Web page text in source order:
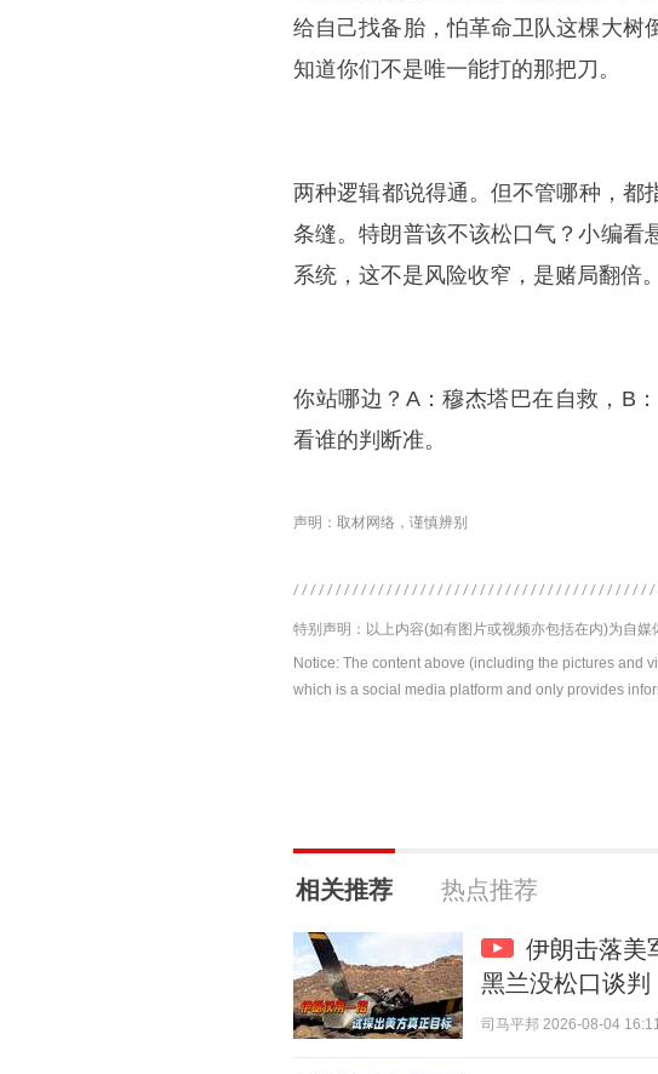
给自己找备胎，怕革命卫队这棵大树
知道你们不是唯一能打的那把刀。
两种逻辑都说得通。但不管哪种，都
条缝。特朗普该不该松口气？小编看
系统，这不是风险收窄，是赌局翻倍。
你站哪边？A：穆杰塔巴在自救，B
看谁的判断准。
声明：取材网络，谨慎辨别
特别声明：以上内容(如有图片或视频亦包括在内)为自媒
Notice: The content above (including the pictures and
which is a social media platform and only provides
相关推荐 热点推荐
伊朗击落美
黑兰没松口谈判
司马平邦 2026-08-04